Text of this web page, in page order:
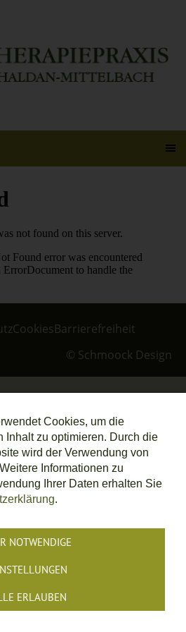
CookiesBarrierefreiheit
© Schmoock Design
Cookies, um die
Inhalt zu optimieren. Durch die
wird der Verwendung von
Informationen zu
Ihrer Daten erhalten Sie
.
NOTWENDIGE
ERLAUBEN